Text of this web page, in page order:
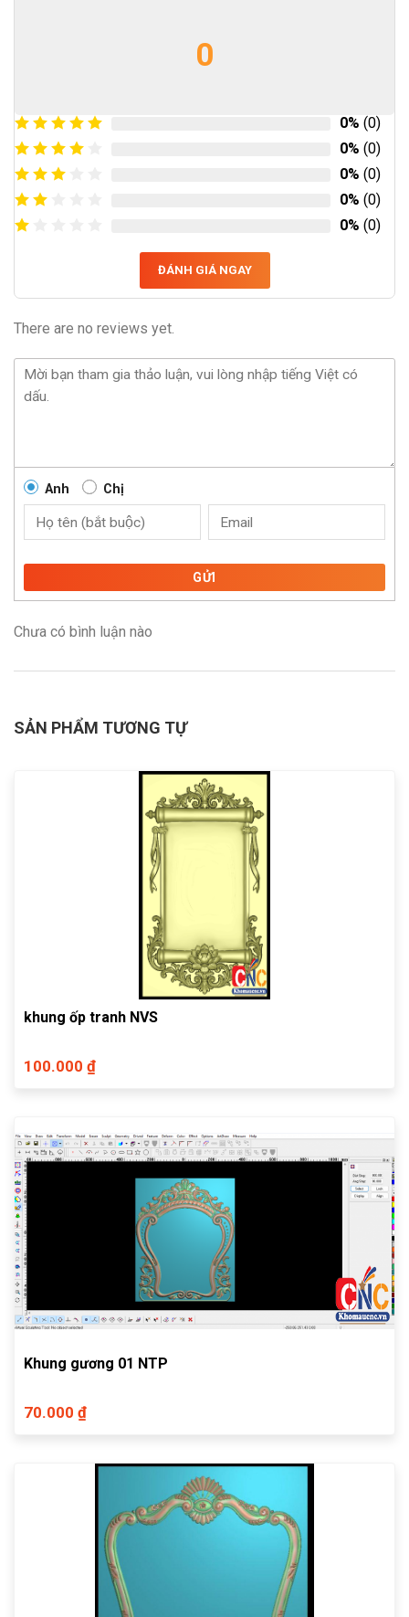
0
0% (0)
0% (0)
0% (0)
0% (0)
0% (0)
ĐÁNH GIÁ NGAY
There are no reviews yet.
Anh Chị
GỬI
Chưa có bình luận nào
SẢN PHẨM TƯƠNG TỰ
khung ốp tranh NVS
100.000 ₫
Khung gương 01 NTP
70.000 ₫